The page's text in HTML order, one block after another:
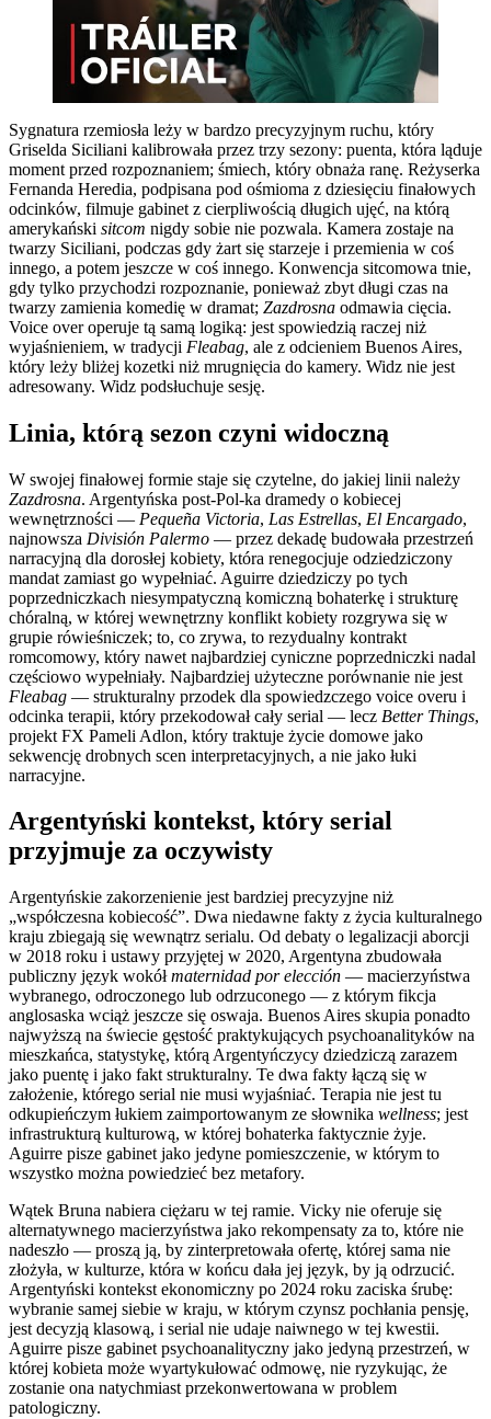
Sygnatura rzemiosła leży w bardzo precyzyjnym ruchu, który
Griselda Siciliani kalibrowała przez trzy sezony: puenta, która ląduje
moment przed rozpoznaniem; śmiech, który obnaża ranę. Reżyserka
Fernanda Heredia, podpisana pod ośmioma z dziesięciu finałowych
odcinków, filmuje gabinet z cierpliwością długich ujęć, na którą
amerykański sitcom nigdy sobie nie pozwala. Kamera zostaje na
twarzy Siciliani, podczas gdy żart się starzeje i przemienia w coś
innego, a potem jeszcze w coś innego. Konwencja sitcomowa tnie,
gdy tylko przychodzi rozpoznanie, ponieważ zbyt długi czas na
twarzy zamienia komedię w dramat; Zazdrosna odmawia cięcia.
Voice over operuje tą samą logiką: jest spowiedzią raczej niż
wyjaśnieniem, w tradycji Fleabag, ale z odcieniem Buenos Aires,
który leży bliżej kozetki niż mrugnięcia do kamery. Widz nie jest
adresowany. Widz podsłuchuje sesję.
Linia, którą sezon czyni widoczną
W swojej finałowej formie staje się czytelne, do jakiej linii należy
Zazdrosna. Argentyńska post-Pol-ka dramedy o kobiecej
wewnętrzności — Pequeña Victoria, Las Estrellas, El Encargado,
najnowsza División Palermo — przez dekadę budowała przestrzeń
narracyjną dla dorosłej kobiety, która renegocjuje odziedziczony
mandat zamiast go wypełniać. Aguirre dziedziczy po tych
poprzedniczkach niesympatyczną komiczną bohaterkę i strukturę
chóralną, w której wewnętrzny konflikt kobiety rozgrywa się w
grupie rówieśniczek; to, co zrywa, to rezydualny kontrakt
romcomowy, który nawet najbardziej cyniczne poprzedniczki nadal
częściowo wypełniały. Najbardziej użyteczne porównanie nie jest
Fleabag — strukturalny przodek dla spowiedzczego voice overu i
odcinka terapii, który przekodował cały serial — lecz Better Things,
projekt FX Pameli Adlon, który traktuje życie domowe jako
sekwencję drobnych scen interpretacyjnych, a nie jako łuki
narracyjne.
Argentyński kontekst, który serial
przyjmuje za oczywisty
Argentyńskie zakorzenienie jest bardziej precyzyjne niż
„współczesna kobiecość”. Dwa niedawne fakty z życia kulturalnego
kraju zbiegają się wewnątrz serialu. Od debaty o legalizacji aborcji
w 2018 roku i ustawy przyjętej w 2020, Argentyna zbudowała
publiczny język wokółmaternidad por elección — macierzyństwa
wybranego, odroczonego lub odrzuconego — z którym fikcja
anglosaska wciąż jeszcze się oswaja. Buenos Aires skupia ponadto
najwyższą na świecie gęstość praktykujących psychoanalityków na
mieszkańca, statystykę, którą Argentyńczycy dziedziczą zarazem
jako puentę i jako fakt strukturalny. Te dwa fakty łączą się w
założenie, którego serial nie musi wyjaśniać. Terapia nie jest tu
odkupieńczym łukiem zaimportowanym ze słownika wellness; jest
infrastrukturą kulturową, w której bohaterka faktycznie żyje.
Aguirre pisze gabinet jako jedyne pomieszczenie, w którym to
wszystko można powiedzieć bez metafory.
Wątek Bruna nabiera ciężaru w tej ramie. Vicky nie oferuje się
alternatywnego macierzyństwa jako rekompensaty za to, które nie
nadeszło — proszą ją, by zinterpretowała ofertę, której sama nie
złożyła, w kulturze, która w końcu dała jej język, by ją odrzucić.
Argentyński kontekst ekonomiczny po 2024 roku zaciska śrubę:
wybranie samej siebie w kraju, w którym czynsz pochłania pensję,
jest decyzją klasową, i serial nie udaje naiwnego w tej kwestii.
Aguirre pisze gabinet psychoanalityczny jako jedyną przestrzeń, w
której kobieta może wyartykułować odmowę, nie ryzykując, że
zostanie ona natychmiast przekonwertowana w problem
patologiczny.